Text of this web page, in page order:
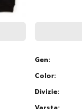
Gen:
Color:
Divizie: